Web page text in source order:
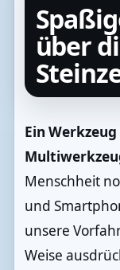
über
Ein
Menschheit
und
unsere
Weise